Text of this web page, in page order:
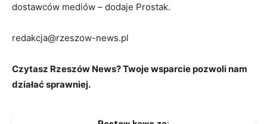
dostawców mediów – dodaje Prostak.
redakcja@rzeszow-news.pl
Czytasz Rzeszów News? Twoje wsparcie pozwoli nam
działać sprawniej.